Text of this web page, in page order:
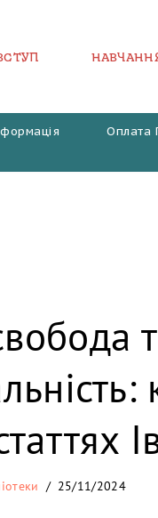
Оплата
25/11/2024